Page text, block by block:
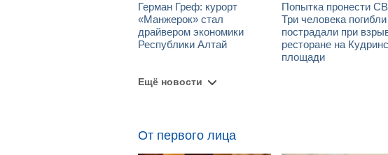
Герман Греф: курорт
«Манжерок» стал
драйвером экономики
Республики Алтай
Попытка пронести
Три человека
пострадали при
ресторане на
площади
Ещё новости
От первого лица